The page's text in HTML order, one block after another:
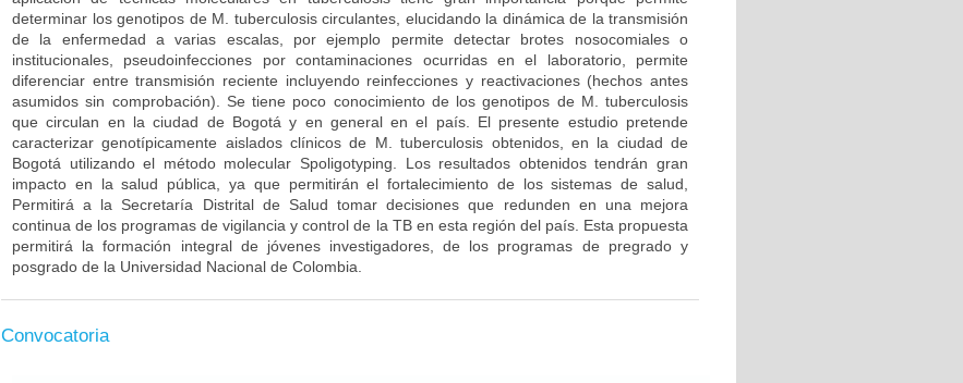
determinar los genotipos de M. tuberculosis circulantes, elucidando la dinámica de la transmisión
de la enfermedad a varias escalas, por ejemplo permite detectar brotes nosocomiales o
institucionales, pseudoinfecciones por contaminaciones ocurridas en el laboratorio, permite
diferenciar entre transmisión reciente incluyendo reinfecciones y reactivaciones (hechos antes
asumidos sin comprobación). Se tiene poco conocimiento de los genotipos de M. tuberculosis
que circulan en la ciudad de Bogotá y en general en el país. El presente estudio pretende
caracterizar genotípicamente aislados clínicos de M. tuberculosis obtenidos, en la ciudad de
Bogotá utilizando el método molecular Spoligotyping. Los resultados obtenidos tendrán gran
impacto en la salud pública, ya que permitirán el fortalecimiento de los sistemas de salud,
Permitirá a la Secretaría Distrital de Salud tomar decisiones que redunden en una mejora
continua de los programas de vigilancia y control de la TB en esta región del país. Esta propuesta
permitirá la formación integral de jóvenes investigadores, de los programas de pregrado y
posgrado de la Universidad Nacional de Colombia.
Convocatoria